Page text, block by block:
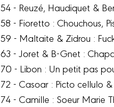
54 - Reuzé, Haudiquet &
58 - Fioretto : Chouchous,
59 - Maltaite & Zidrou :
63 - Joret & B-Gnet :
70 - Libon : Un petit pas
72 - Casoar : Picto cellulo
74 - Camille : Soeur Marie